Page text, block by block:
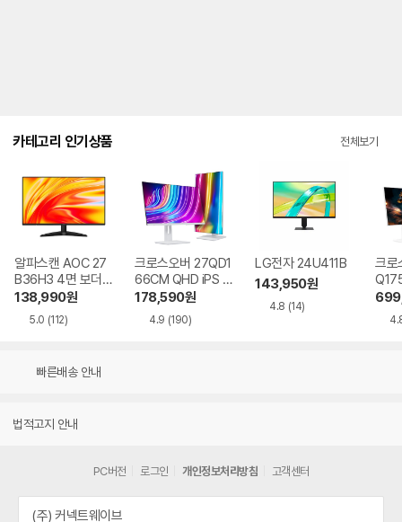
카테고리 인기상품 전체보기
알파스캔 AOC 27
B36H3 4면 보더리
스 IPS 120 시력보
호 무결점
138,990원
5.0 (112)
크로스오버 27QD1
66CM QHD iPS U
SB-C 화이트 Ai 멀
티스탠드
178,590원
4.9 (190)
LG전자 24U411B
143,950원
4.8 (14)
크로
Ai
빠른배송 안내
법적고지 안내
PC버전 로그인 개인정보처리방침 고객센터
(주) 커넥트웨이브